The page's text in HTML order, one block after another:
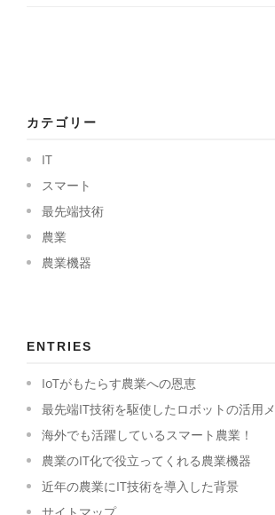
カテゴリー
IT
スマート
最先端技術
農業
農業機器
ENTRIES
IoTがもたらす農業への恩恵
最先端IT技術を駆使したロボットの活用
海外でも活躍しているスマート農業！
農業のIT化で役立ってくれる農業機器
近年の農業にIT技術を導入した背景